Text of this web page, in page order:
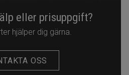
eller prisuppgift?
hjälper dig gärna.
OSS